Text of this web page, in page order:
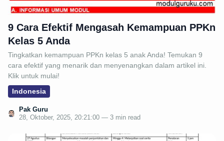
9 Cara Efektif Mengasah Kemampuan PPKn
Kelas 5 Anda
Tingkatkan kemampuan PPKn kelas 5 anak Anda! Temukan 9
cara efektif yang menarik dan menyenangkan dalam artikel ini.
Klik untuk mulai!
Indonesia
Pak Guru
28, Oktober, 2025, 20:21:00 — 3 min read